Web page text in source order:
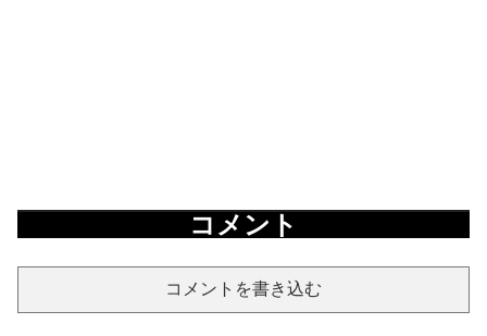
コメント
コメントを書き込む